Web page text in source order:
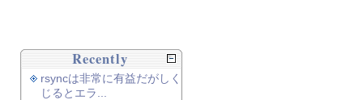
Recently
rsyncは非常に有益だがしく
じるとエラ...